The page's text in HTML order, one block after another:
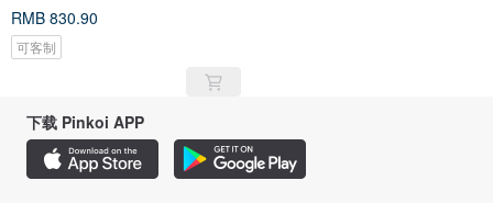
RMB 830.90
可客制
下载 Pinkoi APP